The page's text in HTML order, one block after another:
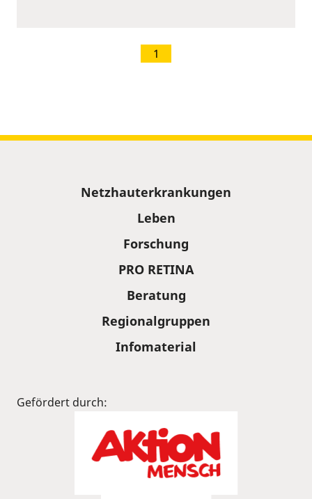
1
Netzhauterkrankungen
Leben
Forschung
PRO RETINA
Beratung
Regionalgruppen
Infomaterial
Gefördert durch: